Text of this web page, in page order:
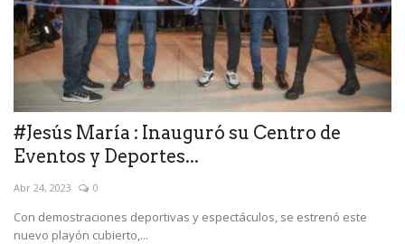
#Jesús María : Inauguró su Centro de
Eventos y Deportes...
Abr 24, 2023 0
Con demostraciones deportivas y espectáculos, se estrenó este
nuevo playón cubierto,...